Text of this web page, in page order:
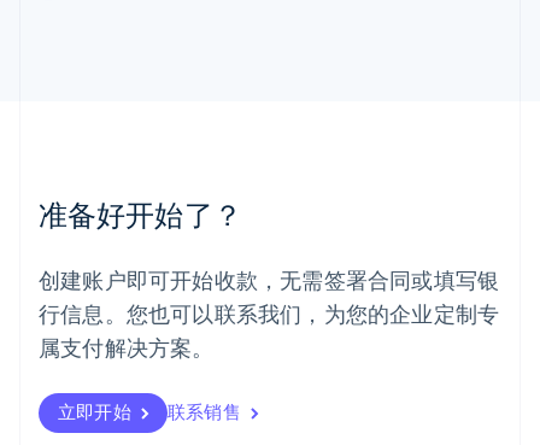
准备好开始了？
创建账户即可开始收款，无需签署合同或填写银
行信息。您也可以联系我们，为您的企业定制专
属支付解决方案。
立即开始 联系销售
挪威
葡萄牙
Português English
日本
日本語English
瑞典
瑞士
DeutschFrançais